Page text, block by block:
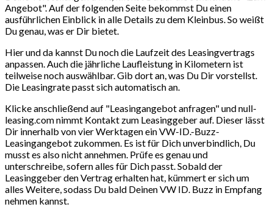
Angebot". Auf der folgenden Seite bekommst Du einen
ausführlichen Einblick in alle Details zu dem Kleinbus. So weißt
Du genau, was er Dir bietet.
Hier und da kannst Du noch die Laufzeit des Leasingvertrags
anpassen. Auch die jährliche Laufleistung in Kilometern ist
teilweise noch auswählbar. Gib dort an, was Du Dir vorstellst.
Die Leasingrate passt sich automatisch an.
Klicke anschließend auf "Leasingangebot anfragen" und null-
leasing.com nimmt Kontakt zum Leasinggeber auf. Dieser lässt
Dir innerhalb von vier Werktagen ein VW-ID.-Buzz-
Leasingangebot zukommen. Es ist für Dich unverbindlich, Du
musst es also nicht annehmen. Prüfe es genau und
unterschreibe, sofern alles für Dich passt. Sobald der
Leasinggeber den Vertrag erhalten hat, kümmert er sich um
alles Weitere, sodass Du bald Deinen VW ID. Buzz in Empfang
nehmen kannst.